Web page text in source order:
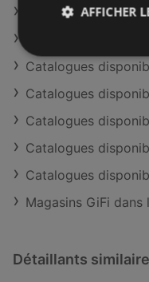
Offres de Point Vert
Catalogues
Catalogues
Catalogues
Catalogues
Catalogues
Magasins GiFi
Détaillants
AFFICHER